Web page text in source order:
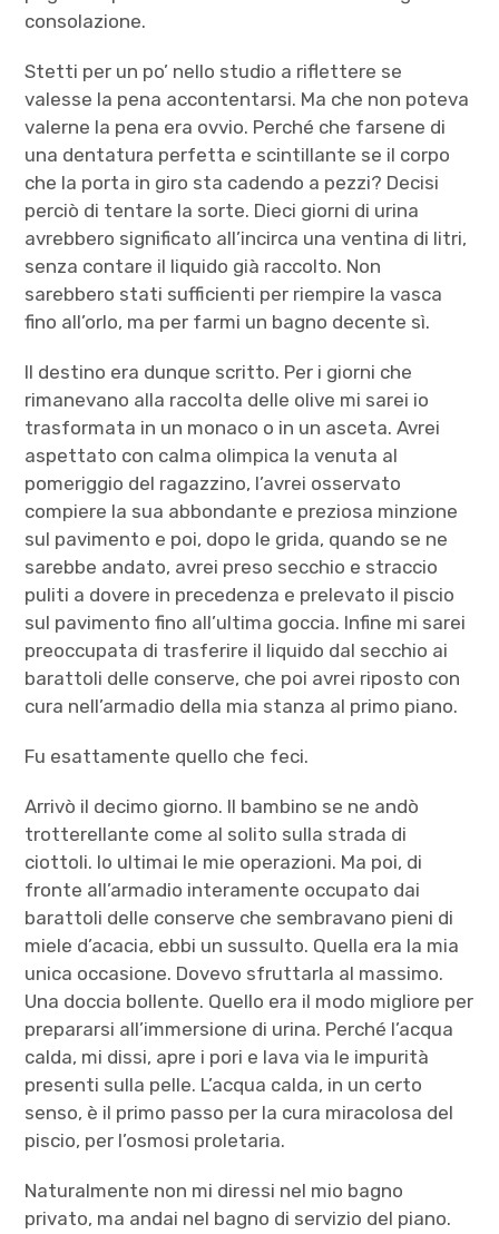
consolazione.
Stetti per un po’ nello studio a riflettere se
valesse la pena accontentarsi. Ma che non poteva
valerne la pena era ovvio. Perché che farsene di
una dentatura perfetta e scintillante se il corpo
che la porta in giro sta cadendo a pezzi? Decisi
perciò di tentare la sorte. Dieci giorni di urina
avrebbero significato all’incirca una ventina di litri,
senza contare il liquido già raccolto. Non
sarebbero stati sufficienti per riempire la vasca
fino all’orlo, ma per farmi un bagno decente sì.
Il destino era dunque scritto. Per i giorni che
rimanevano alla raccolta delle olive mi sarei io
trasformata in un monaco o in un asceta. Avrei
aspettato con calma olimpica la venuta al
pomeriggio del ragazzino, l’avrei osservato
compiere la sua abbondante e preziosa minzione
sul pavimento e poi, dopo le grida, quando se ne
sarebbe andato, avrei preso secchio e straccio
puliti a dovere in precedenza e prelevato il piscio
sul pavimento fino all’ultima goccia. Infine mi sarei
preoccupata di trasferire il liquido dal secchio ai
barattoli delle conserve, che poi avrei riposto con
cura nell’armadio della mia stanza al primo piano.
Fu esattamente quello che feci.
Arrivò il decimo giorno. Il bambino se ne andò
trotterellante come al solito sulla strada di
ciottoli. Io ultimai le mie operazioni. Ma poi, di
fronte all’armadio interamente occupato dai
barattoli delle conserve che sembravano pieni di
miele d’acacia, ebbi un sussulto. Quella era la mia
unica occasione. Dovevo sfruttarla al massimo.
Una doccia bollente. Quello era il modo migliore per
prepararsi all’immersione di urina. Perché l’acqua
calda, mi dissi, apre i pori e lava via le impurità
presenti sulla pelle. L’acqua calda, in un certo
senso, è il primo passo per la cura miracolosa del
piscio, per l’osmosi proletaria.
Naturalmente non mi diressi nel mio bagno
privato, ma andai nel bagno di servizio del piano.